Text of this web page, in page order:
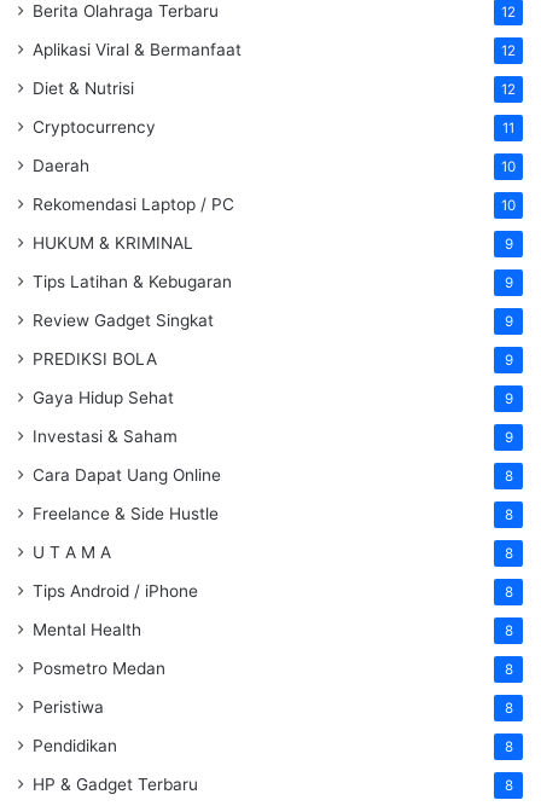
Berita Olahraga Terbaru 12
Aplikasi Viral & Bermanfaat 12
Diet & Nutrisi 12
Cryptocurrency 11
Daerah 10
Rekomendasi Laptop / PC 10
HUKUM & KRIMINAL 9
Tips Latihan & Kebugaran 9
Review Gadget Singkat 9
PREDIKSI BOLA 9
Gaya Hidup Sehat 9
Investasi & Saham 9
Cara Dapat Uang Online 8
Freelance & Side Hustle 8
U T A M A 8
Tips Android / iPhone 8
Mental Health 8
Posmetro Medan 8
Peristiwa 8
Pendidikan 8
HP & Gadget Terbaru 8